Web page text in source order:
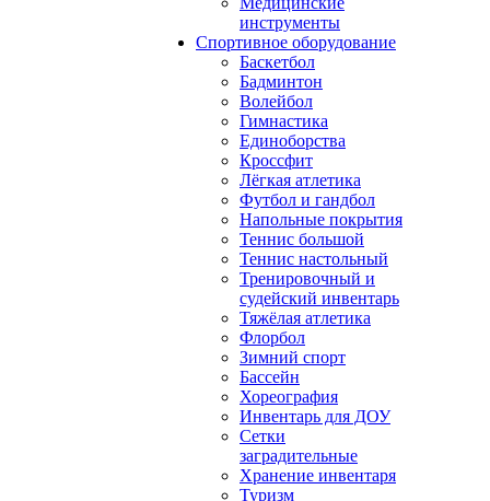
инструменты
Спортивное оборудование
Баскетбол
Бадминтон
Волейбол
Гимнастика
Единоборства
Кроссфит
Лёгкая атлетика
Футбол и гандбол
Напольные покрытия
Теннис большой
Теннис настольный
Тренировочный и
судейский инвентарь
Тяжёлая атлетика
Флорбол
Зимний спорт
Бассейн
Хореография
Инвентарь для ДОУ
Сетки
заградительные
Хранение инвентаря
Туризм